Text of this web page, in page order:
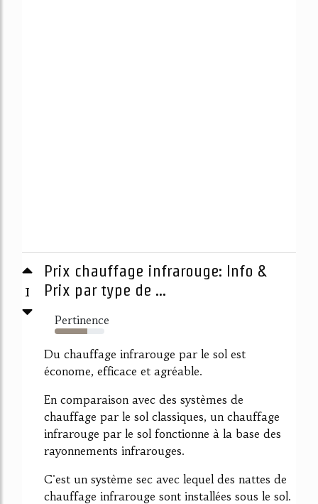
1
Prix chauffage infrarouge: Info &
Prix par type de ...
Pertinence
65%
Du chauffage infrarouge par le sol est
économe, efficace et agréable.
En comparaison avec des systèmes de
chauffage par le sol classiques, un chauffage
infrarouge par le sol fonctionne à la base des
rayonnements infrarouges.
C'est un système sec avec lequel des nattes de
chauffage infrarouge sont installées sous le sol.